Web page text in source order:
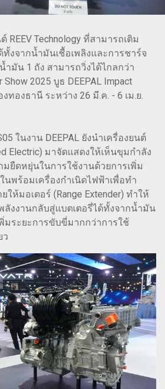
REEV Technology ที่สามารถเติม
งจากน้ำมันเชื้อเพลิงและการชาร์จ
ำมัน 1 ถัง สามารถวิ่งได้ไกลกว่า
2025 บูธ DEEPAL Impact
งทองธานี ระหว่าง 26 มี.ค. - 6 เม.ย.
ในงาน DEEPAL ยังนำเครื่องยนต์
Electric) มาจัดแสดงให้เห็นขุมกำลัง
ยืดหยุ่นในการใช้งานด้วยการเพิ่ม
นพร้อมเครื่องกำเนิดไฟฟ้าเพื่อทำ
ห้มอเตอร์ (Range Extender) ทำให้
ลังงานกลับสู่แบตเตอรี่ได้ทั้งจากน้ำมัน
มระยะการขับขี่มากกว่าการใช้
ว